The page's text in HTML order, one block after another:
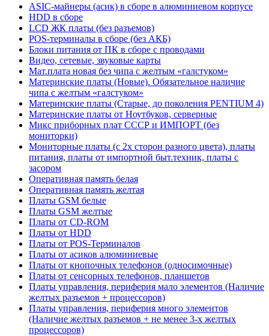
ASIC-майнеры (асик) в сборе в алюминиевом корпусе
HDD в сборе
LCD ЖК платы (без разъемов)
POS-терминалы в сборе (без АКБ)
Блоки питания от ПК в сборе с проводами
Видео, сетевые, звуковые карты
Мат.плата новая без чипа с желтым «галстуком»
Материнские платы (Новые). Обязательное наличие
чипа с желтым «галстуком»
Материнские платы (Старые, до поколения PENTIUM 4)
Материнские платы от Ноутбуков, серверные
Микс приборных плат СССР и ИМПОРТ (без
мониторки)
Мониторные платы (с 2х сторон разного цвета), платы
питания, платы от импортной быт.техник, платы с
засором
Оперативная память белая
Оперативная память желтая
Платы GSM белые
Платы GSM желтые
Платы от CD-ROM
Платы от HDD
Платы от POS-Терминалов
Платы от асиков алюминиевые
Платы от кнопочных телефонов (односимочные)
Платы от сенсорных телефонов, планшетов
Платы управления, периферия мало элементов (Наличие
желтых разъемов + процессоров)
Платы управления, периферия много элементов
(Наличие желтых разъемов + не менее 3-х желтых
процессоров)